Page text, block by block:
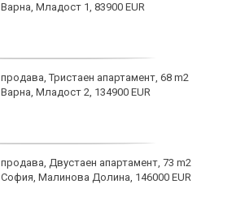
Варна, Младост 1, 83900 EUR
продава, Тристаен апартамент, 68 m2
Варна, Младост 2, 134900 EUR
продава, Двустаен апартамент, 73 m2
София, Малинова Долина, 146000 EUR